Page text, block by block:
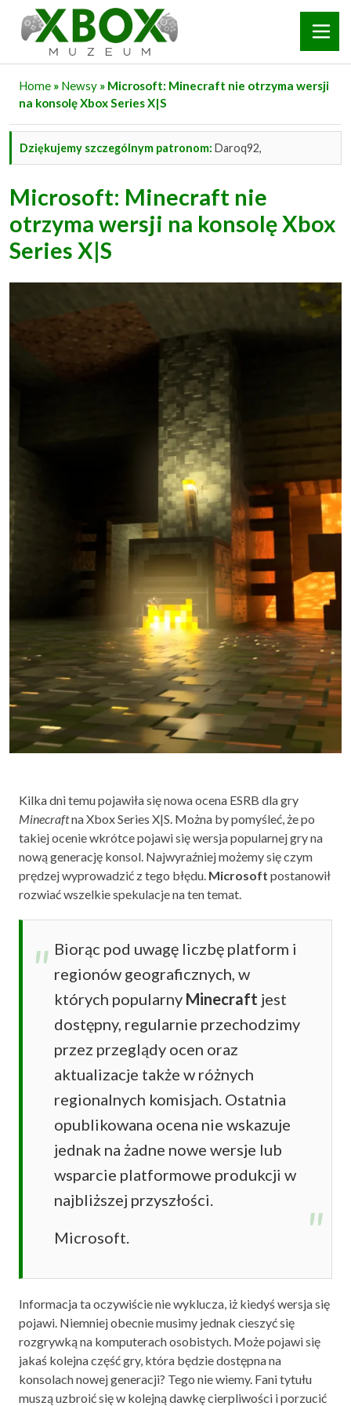
Home » Newsy » Microsoft: Minecraft nie otrzyma wersji
na konsolę Xbox Series X|S
Dziękujemy szczególnym patronom: Daroq92,
Microsoft: Minecraft nie
otrzyma wersji na konsolę Xbox
Series X|S
Kilka dni temu pojawiła się nowa ocena ESRB dla gry
Minecraftna Xbox Series X|S. Można by pomyśleć, że po
takiej ocenie wkrótce pojawi się wersja popularnej gry na
nową generację konsol. Najwyraźniej możemy się czym
prędzej wyprowadzić z tego błędu. Microsoft postanowił
rozwiać wszelkie spekulacje na ten temat.
Biorąc pod uwagę liczbę platform i
regionów geograficznych, w
których popularny Minecraft jest
dostępny, regularnie przechodzimy
przez przeglądy ocen oraz
aktualizacje także w różnych
regionalnych komisjach. Ostatnia
opublikowana ocena nie wskazuje
jednak na żadne nowe wersje lub
wsparcie platformowe produkcji w
najbliższej przyszłości.
Microsoft.
Informacja ta oczywiście nie wyklucza, iż kiedyś wersja się
pojawi. Niemniej obecnie musimy jednak cieszyć się
rozgrywką na komputerach osobistych. Może pojawi się
jakaś kolejna część gry, która będzie dostępna na
konsolach nowej generacji? Tego nie wiemy. Fani tytułu
muszą uzbroić się w kolejną dawkę cierpliwości i porzucić